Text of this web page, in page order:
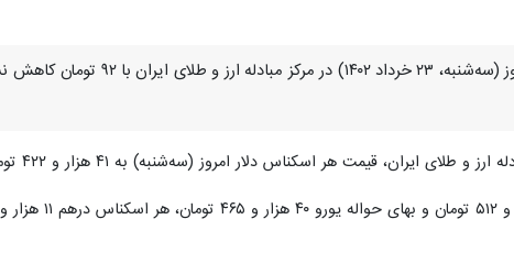
قیمت هر اسکناس دلار امروز (سه‌شنبه) به ۴۱ هزار و ۴۲۲ تومان و قیمت حواله دلار به ۳۷ هزار و ۶۵۶ تومان رسید.